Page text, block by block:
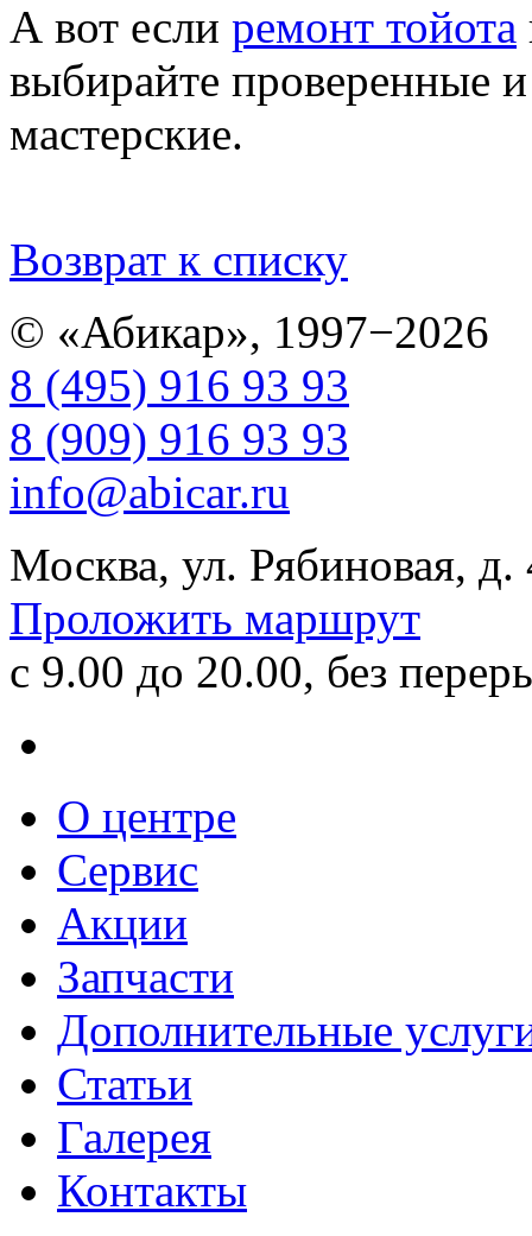
А вот если ремонт тойота
выбирайте проверенные
мастерские.
Возврат к списку
© «Абикар», 1997−2026
8 (495) 916 93 93
8 (909) 916 93 93
info@abicar.ru
Москва, ул. Рябиновая, д.
Проложить маршрут
с 9.00 до 20.00, без
О центре
Сервис
Акции
Запчасти
Дополнительные
Статьи
Галерея
Контакты